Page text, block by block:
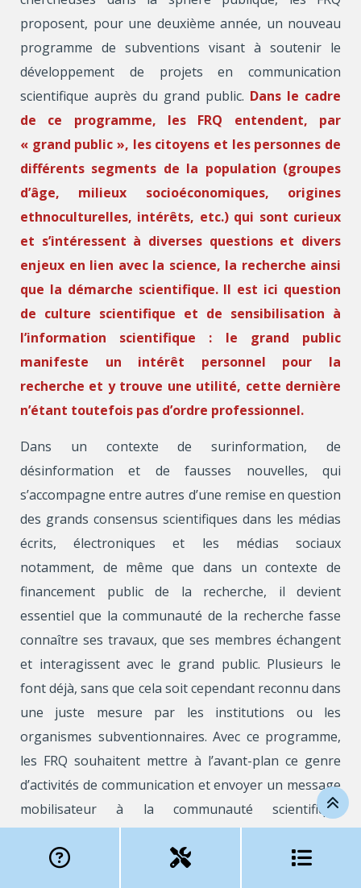
proposent, pour une deuxième année, un nouveau
programme de subventions visant à soutenir le
développement de projets en communication
scientifique auprès du grand public. Dans le cadre
de ce programme, les FRQ entendent, par
« grand public », les citoyens et les personnes de
différents segments de la population (groupes
d’âge, milieux socioéconomiques, origines
ethnoculturelles, intérêts, etc.) qui sont curieux
et s’intéressent à diverses questions et divers
enjeux en lien avec la science, la recherche ainsi
que la démarche scientifique. Il est ici question
de culture scientifique et de sensibilisation à
l’information scientifique : le grand public
manifeste un intérêt personnel pour la
recherche et y trouve une utilité, cette dernière
n’étant toutefois pas d’ordre professionnel.
Dans un contexte de surinformation, de
désinformation et de fausses nouvelles, qui
s’accompagne entre autres d’une remise en question
des grands consensus scientifiques dans les médias
écrits, électroniques et les médias sociaux
notamment, de même que dans un contexte de
financement public de la recherche, il devient
essentiel que la communauté de la recherche fasse
connaître ses travaux, que ses membres échangent
et interagissent avec le grand public. Plusieurs le
font déjà, sans que cela soit cependant reconnu dans
une juste mesure par les institutions ou les
organismes subventionnaires. Avec ce programme,
les FRQ souhaitent mettre à l’avant-plan ce genre
d’activités de communication et envoyer un message
mobilisateur à la communauté scientifique
québécoise. Ce programme s’adresse autant aux
chercheurs et chercheuses en émergence qu’à ceux